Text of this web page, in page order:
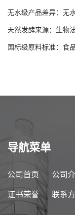
无水级产品差异：无
天然发酵来源：生物
国标级原料标准：食
导航菜单
公司首页 公司
证书荣誉 联系